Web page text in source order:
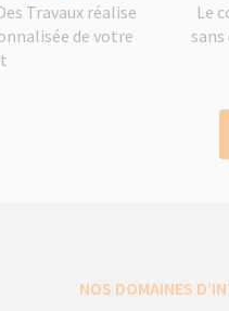
Travaux réalise
de votre
Le
NOS DOMAINES